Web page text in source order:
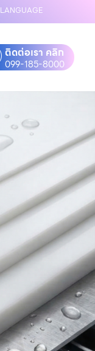
LANGUAGE
ติดต่อเรา คลิก
099-185-8000